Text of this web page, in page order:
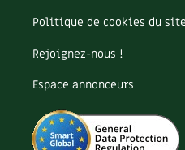
Politique de cookies du site
Rejoignez-nous !
Espace annonceurs